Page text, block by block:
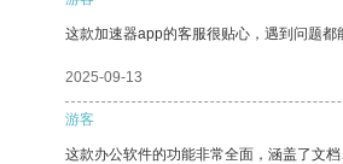
这款加速器app的客服很贴心，遇到问题都
2025-09-13
游客
这款办公软件的功能非常全面，涵盖了文